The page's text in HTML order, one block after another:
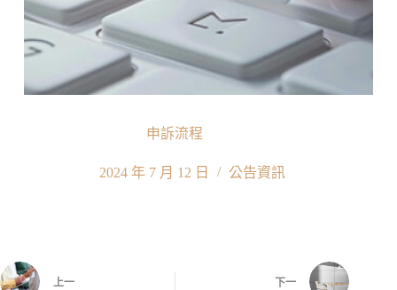
申訴流程
2024 年 7 月 12 日 公告資訊
上一 下一